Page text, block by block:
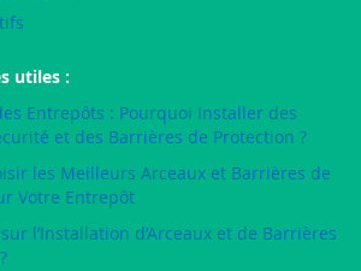
utiles :
Entrepôts : Pourquoi Installer des
et des Barrières de Protection ?
les Meilleurs Arceaux et Barrières de
Votre Entrepôt
l’Installation d’Arceaux et de Barrières